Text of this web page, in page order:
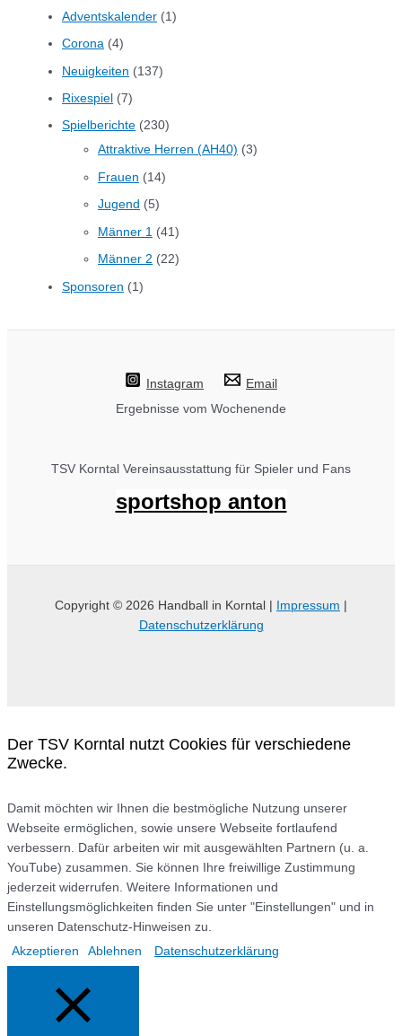
Adventskalender (1)
Corona (4)
Neuigkeiten (137)
Rixespiel (7)
Spielberichte (230)
Attraktive Herren (AH40) (3)
Frauen (14)
Jugend (5)
Männer 1 (41)
Männer 2 (22)
Sponsoren (1)
Instagram
Email
Ergebnisse vom Wochenende
TSV Korntal Vereinsausstattung für Spieler und Fans
sportshop anton
Copyright © 2026 Handball in Korntal | Impressum |
Datenschutzerklärung
Der TSV Korntal nutzt Cookies für verschiedene
Zwecke.
Damit möchten wir Ihnen die bestmögliche Nutzung unserer
Webseite ermöglichen, sowie unsere Webseite fortlaufend
verbessern. Dafür arbeiten wir mit ausgewählten Partnern (u. a.
YouTube) zusammen. Sie können Ihre freiwillige Zustimmung
jederzeit widerrufen. Weitere Informationen und
Einstellungsmöglichkeiten finden Sie unter "Einstellungen" und in
unseren Datenschutz-Hinweisen zu.
Akzeptieren
Ablehnen Datenschutzerklärung